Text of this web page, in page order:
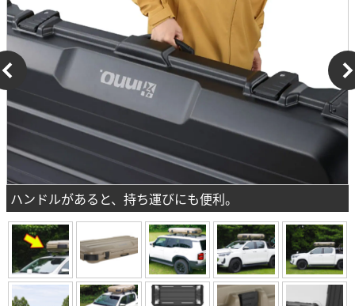
ハンドルがあると、持ち運びにも便利。